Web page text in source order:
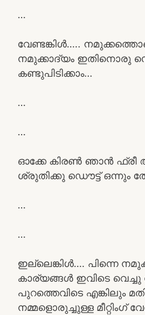
…
വേണ്ടങ്കിൾ…..
നമുക്കാദ്യം
കണ്ടുപിടിക്കാം…
…
…
ഓക്കേ കിരൺ ഞാൻ ഫ്രീ
ശ്രുതിക്കു ഡൌട്ട് ഒന്നും
…
…
ഇല്ലെങ്കിൾ…. പിന്നെ
കാര്യങ്ങൾ ഇവിടെ വെച്ചു
പുറത്തെവിടെ എങ്കിലും
നമ്മളൊരുച്ചുള്ള മീറ്റിംഗ്